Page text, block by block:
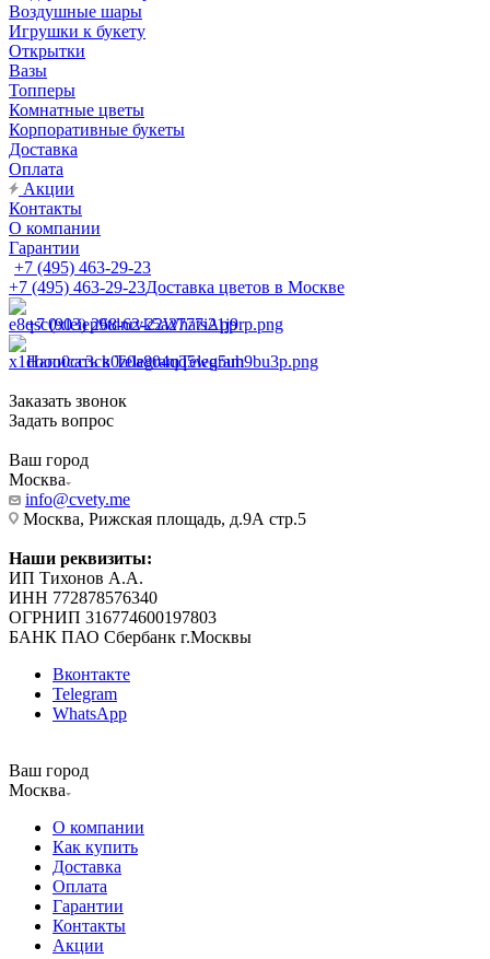
Воздушные шары
Игрушки к букету
Открытки
Вазы
Топперы
Комнатные цветы
Корпоративные букеты
Доставка
Оплата
Акции
Контакты
О компании
Гарантии
+7 (495) 463-29-23
+7 (495) 463-29-23Доставка цветов в Москве
+7 (903) 268-62-22WhatsApp
Написать в TelegramTelegram
Заказать звонок
Задать вопрос
Ваш город
Москва
info@cvety.me
Москва, Рижская площадь, д.9А стр.5
Наши реквизиты:
ИП Тихонов А.А.
ИНН 772878576340
ОГРНИП 316774600197803
БАНК ПАО Сбербанк г.Москвы
Вконтакте
Telegram
WhatsApp
Ваш город
Москва
О компании
Как купить
Доставка
Оплата
Гарантии
Контакты
Акции